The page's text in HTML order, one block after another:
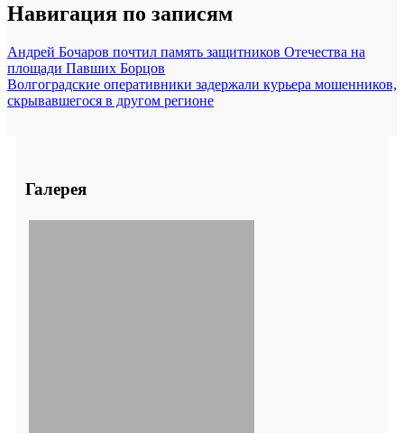
Навигация по записям
Андрей Бочаров почтил память защитников Отечества на
площади Павших Борцов
Волгоградские оперативники задержали курьера мошенников,
скрывавшегося в другом регионе
Галерея